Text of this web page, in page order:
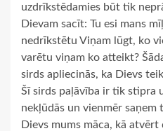
uzdrīkstēdamies būt tik
Dievam sacīt: Tu esi mans
nedrīkstētu Viņam lūgt, ko
varētu viņam ko atteikt?
sirds apliecinās, ka Dievs
Šī sirds paļāvība ir tik stipra
nekļūdās un vienmēr saņem
Dievs mums māca, kā